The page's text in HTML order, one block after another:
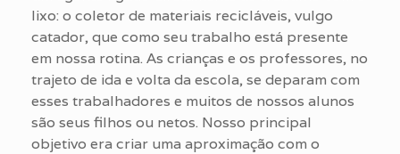
lixo: o coletor de materiais recicláveis, vulgo
catador, que como seu trabalho está presente
em nossa rotina. As crianças e os professores, no
trajeto de ida e volta da escola, se deparam com
esses trabalhadores e muitos de nossos alunos
são seus filhos ou netos. Nosso principal
objetivo era criar uma aproximação com o